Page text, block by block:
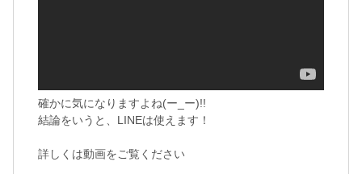
確かに気になりますよね(ー_ー)!!
結論をいうと、LINEは使えます！
詳しくは動画をご覧ください